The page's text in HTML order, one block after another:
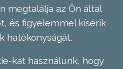
megtalálja az Ön által
és figyelemmel kísérik
hatékonyságát.
kat használunk, hogy